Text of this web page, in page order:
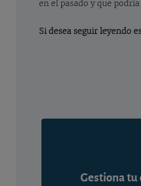
en el pasado y que
Si desea seguir leyendo
Gestiona